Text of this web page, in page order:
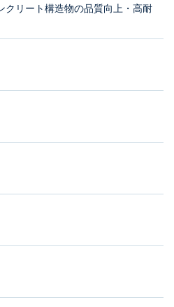
クリート構造物の品質向上・高耐